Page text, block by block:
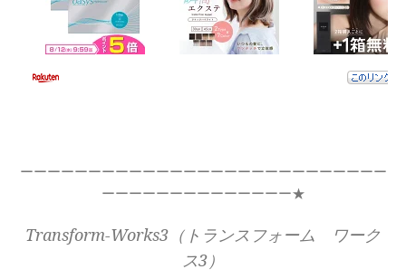
ーーーーーーーーーーーーーーーーーーーーーーーーーーー
ーーーーーーーーーーーーーー★
Transform-Works3（トランスフォーム ワーク
ス3）